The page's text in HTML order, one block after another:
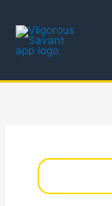
content